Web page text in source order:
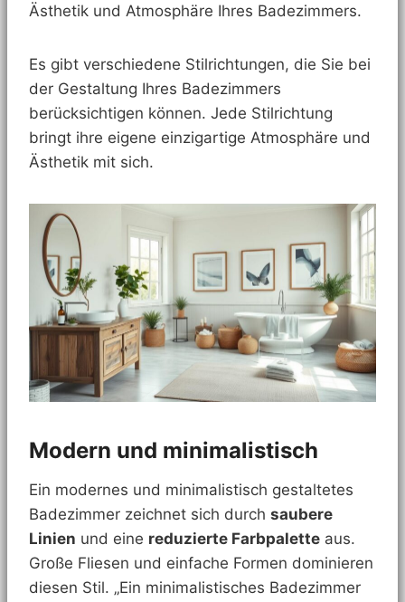
Ästhetik und Atmosphäre Ihres Badezimmers.
Es gibt verschiedene Stilrichtungen, die Sie bei
der Gestaltung Ihres Badezimmers
berücksichtigen können. Jede Stilrichtung
bringt ihre eigene einzigartige Atmosphäre und
Ästhetik mit sich.
Modern und minimalistisch
Ein modernes und minimalistisch gestaltetes
Badezimmer zeichnet sich durch saubere
Linien und eine reduzierte Farbpalette aus.
Große Fliesen und einfache Formen dominieren
diesen Stil. „Ein minimalistisches Badezimmer